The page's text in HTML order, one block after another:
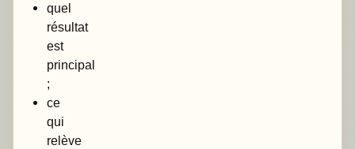
quel
résultat
est
principal
;
ce
qui
relève